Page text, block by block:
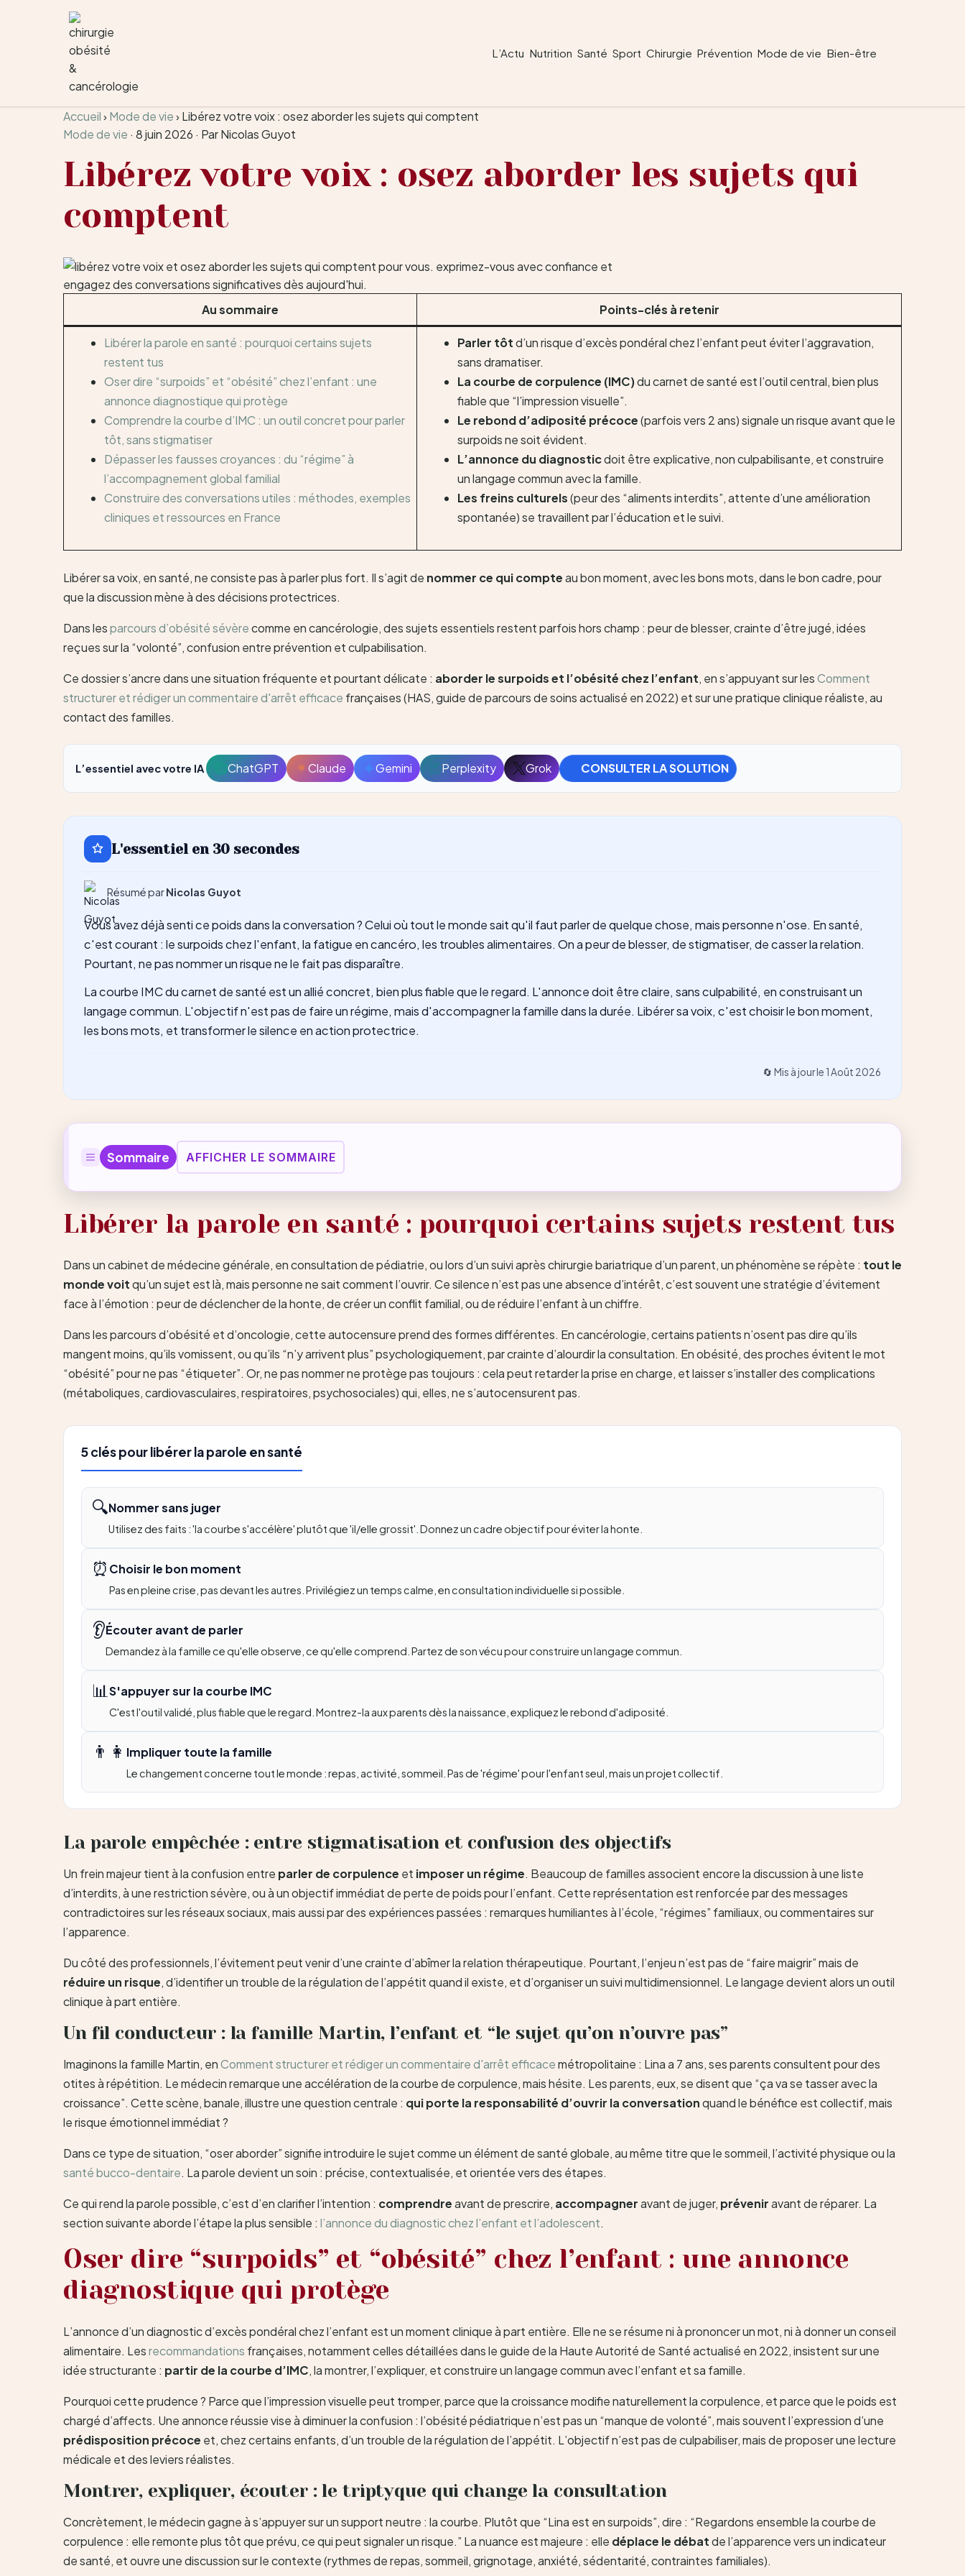
Aller au contenu
L’Actu Nutrition Santé Sport Chirurgie Prévention Mode de vie Bien-être
Accueil› Mode de vie› Libérez votre voix : osez aborder les sujets qui comptent
Mode de vie · 8 juin 2026 · Par Nicolas Guyot
Libérez votre voix : osez aborder les sujets qui
comptent
Au sommaire Points-clés à retenir
Libérer la parole en santé : pourquoi certains sujets
restent tus
Oser dire “surpoids” et “obésité” chez l’enfant : une
annonce diagnostique qui protège
Comprendre la courbe d’IMC : un outil concret pour parler
tôt, sans stigmatiser
Dépasser les fausses croyances : du “régime” à
l’accompagnement global familial
Construire des conversations utiles : méthodes, exemples
cliniques et ressources en France
Parler tôtd’un risque d’excès pondéral chez l’enfant peut éviter l’aggravation,
sans dramatiser.
La courbe de corpulence (IMC)du carnet de santé est l’outil central, bien plus
fiable que “l’impression visuelle”.
Le rebond d’adiposité précoce(parfois vers 2 ans) signale un risque avant que le
surpoids ne soit évident.
L’annonce du diagnosticdoit être explicative, non culpabilisante, et construire
un langage commun avec la famille.
Les freins culturels(peur des “aliments interdits”, attente d’une amélioration
spontanée) se travaillent par l’éducation et le suivi.
Libérer sa voix, en santé, ne consiste pas à parler plus fort. Il s’agit de nommer ce qui compteau bon moment, avec les bons mots, dans le bon cadre, pour
que la discussion mène à des décisions protectrices.
Dans lesparcours d’obésité sévèrecomme en cancérologie, des sujets essentiels restent parfois hors champ : peur de blesser, crainte d’être jugé, idées
reçues sur la “volonté”, confusion entre prévention et culpabilisation.
Ce dossier s’ancre dans une situation fréquente et pourtant délicate : aborder le surpoids et l’obésité chez l’enfant, en s’appuyant sur lesComment
structurer et rédiger un commentaire d'arrêt efficace françaises (HAS, guide de parcours de soins actualisé en 2022) et sur une pratique clinique réaliste, au
contact des familles.
L’essentiel avec votre IA ChatGPT
Ouvrir
avec
Claude
Ouvrir
avec
Gemini
Ouvrir
avec
Perplexity
Ouvrir
avec
Grok
Ouvrir
avec
CONSULTER LA SOLUTION
L'essentiel en 30 secondes
Résumé parNicolas Guyot
Vous avez déjà senti ce poids dans la conversation ? Celui où tout le monde sait qu'il faut parler de quelque chose, mais personne n'ose. En santé,
c'est courant : le surpoids chez l'enfant, la fatigue en cancéro, les troubles alimentaires. On a peur de blesser, de stigmatiser, de casser la relation.
Pourtant, ne pas nommer un risque ne le fait pas disparaître.
La courbe IMC du carnet de santé est un allié concret, bien plus fiable que le regard. L'annonce doit être claire, sans culpabilité, en construisant un
langage commun. L'objectif n'est pas de faire un régime, mais d'accompagner la famille dans la durée. Libérer sa voix, c'est choisir le bon moment,
les bons mots, et transformer le silence en action protectrice.
🔄 Mis à jour le 1 Août 2026
Sommaire AFFICHER LE SOMMAIRE
Libérer la parole en santé : pourquoi certains sujets restent tus
Dans un cabinet de médecine générale, en consultation de pédiatrie, ou lors d’un suivi après chirurgie bariatrique d’un parent, un phénomène se répète : tout le
monde voitqu’un sujet est là, mais personne ne sait comment l’ouvrir. Ce silence n’est pas une absence d’intérêt, c’est souvent une stratégie d’évitement
face à l’émotion : peur de déclencher de la honte, de créer un conflit familial, ou de réduire l’enfant à un chiffre.
Dans les parcours d’obésité et d’oncologie, cette autocensure prend des formes différentes. En cancérologie, certains patients n’osent pas dire qu’ils
mangent moins, qu’ils vomissent, ou qu’ils “n’y arrivent plus” psychologiquement, par crainte d’alourdir la consultation. En obésité, des proches évitent le mot
“obésité” pour ne pas “étiqueter”. Or, ne pas nommer ne protège pas toujours : cela peut retarder la prise en charge, et laisser s’installer des complications
(métaboliques, cardiovasculaires, respiratoires, psychosociales) qui, elles, ne s’autocensurent pas.
5 clés pour libérer la parole en santé
🔍Nommer sans juger
Utilisez des faits : 'la courbe s'accélère' plutôt que 'il/elle grossit'. Donnez un cadre objectif pour éviter la honte.
⏰ Choisir le bon moment
Pas en pleine crise, pas devant les autres. Privilégiez un temps calme, en consultation individuelle si possible.
👂Écouter avant de parler
Demandez à la famille ce qu'elle observe, ce qu'elle comprend. Partez de son vécu pour construire un langage commun.
📊 S'appuyer sur la courbe IMC
C'est l'outil validé, plus fiable que le regard. Montrez-la aux parents dès la naissance, expliquez le rebond d'adiposité.
👨‍👩 Impliquer toute la famille
Le changement concerne tout le monde : repas, activité, sommeil. Pas de 'régime' pour l'enfant seul, mais un projet collectif.
La parole empêchée : entre stigmatisation et confusion des objectifs
Un frein majeur tient à la confusion entre parler de corpulence et imposer un régime. Beaucoup de familles associent encore la discussion à une liste
d’interdits, à une restriction sévère, ou à un objectif immédiat de perte de poids pour l’enfant. Cette représentation est renforcée par des messages
contradictoires sur les réseaux sociaux, mais aussi par des expériences passées : remarques humiliantes à l’école, “régimes” familiaux, ou commentaires sur
l’apparence.
Du côté des professionnels, l’évitement peut venir d’une crainte d’abîmer la relation thérapeutique. Pourtant, l’enjeu n’est pas de “faire maigrir” mais de
réduire un risque, d’identifier un trouble de la régulation de l’appétit quand il existe, et d’organiser un suivi multidimensionnel. Le langage devient alors un outil
clinique à part entière.
Un fil conducteur : la famille Martin, l’enfant et “le sujet qu’on n’ouvre pas”
Imaginons la famille Martin, enComment structurer et rédiger un commentaire d'arrêt efficacemétropolitaine : Lina a 7 ans, ses parents consultent pour des
otites à répétition. Le médecin remarque une accélération de la courbe de corpulence, mais hésite. Les parents, eux, se disent que “ça va se tasser avec la
croissance”. Cette scène, banale, illustre une question centrale : qui porte la responsabilité d’ouvrir la conversationquand le bénéfice est collectif, mais
le risque émotionnel immédiat ?
Dans ce type de situation, “oser aborder” signifie introduire le sujet comme un élément de santé globale, au même titre que le sommeil, l’activité physique ou la
santé bucco-dentaire. La parole devient un soin : précise, contextualisée, et orientée vers des étapes.
Ce qui rend la parole possible, c’est d’en clarifier l’intention : comprendreavant de prescrire, accompagneravant de juger, préveniravant de réparer. La
section suivante aborde l’étape la plus sensible : l’annonce du diagnostic chez l’enfant et l’adolescent.
Oser dire “surpoids” et “obésité” chez l’enfant : une annonce
diagnostique qui protège
L’annonce d’un diagnostic d’excès pondéral chez l’enfant est un moment clinique à part entière. Elle ne se résume ni à prononcer un mot, ni à donner un conseil
alimentaire. Lesrecommandations françaises, notamment celles détaillées dans le guide de la Haute Autorité de Santé actualisé en 2022, insistent sur une
idée structurante : partir de la courbe d’IMC, la montrer, l’expliquer, et construire un langage commun avec l’enfant et sa famille.
Pourquoi cette prudence ? Parce que l’impression visuelle peut tromper, parce que la croissance modifie naturellement la corpulence, et parce que le poids est
chargé d’affects. Une annonce réussie vise à diminuer la confusion : l’obésité pédiatrique n’est pas un “manque de volonté”, mais souvent l’expression d’une
prédisposition précoce et, chez certains enfants, d’un trouble de la régulation de l’appétit. L’objectif n’est pas de culpabiliser, mais de proposer une lecture
médicale et des leviers réalistes.
Montrer, expliquer, écouter : le triptyque qui change la consultation
Concrètement, le médecin gagne à s’appuyer sur un support neutre : la courbe. Plutôt que “Lina est en surpoids”, dire : “Regardons ensemble la courbe de
corpulence : elle remonte plus tôt que prévu, ce qui peut signaler un risque.” La nuance est majeure : elle déplace le débatde l’apparence vers un indicateur
de santé, et ouvre une discussion sur le contexte (rythmes de repas, sommeil, grignotage, anxiété, sédentarité, contraintes familiales).